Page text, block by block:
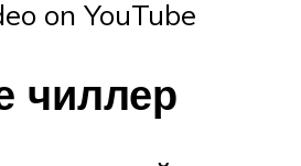
on YouTube
чиллер